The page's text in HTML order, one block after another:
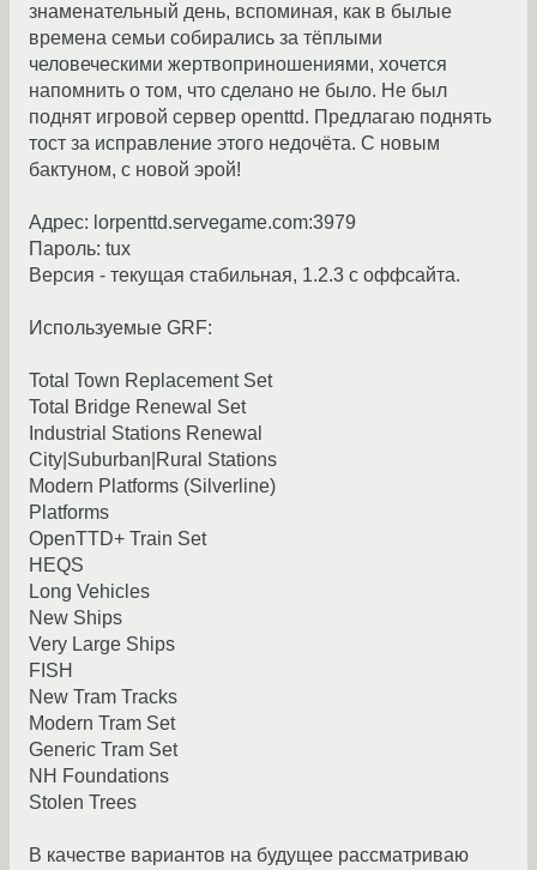
знаменательный день, вспоминая, как в былые
времена семьи собирались за тёплыми
человеческими жертвоприношениями, хочется
напомнить о том, что сделано не было. Не был
поднят игровой сервер openttd. Предлагаю поднять
тост за исправление этого недочёта. С новым
бактуном, с новой эрой!
Адрес: lorpenttd.servegame.com:3979
Пароль: tux
Версия - текущая стабильная, 1.2.3 с оффсайта.
Используемые GRF:
Total Town Replacement Set
Total Bridge Renewal Set
Industrial Stations Renewal
City|Suburban|Rural Stations
Modern Platforms (Silverline)
Platforms
OpenTTD+ Train Set
HEQS
Long Vehicles
New Ships
Very Large Ships
FISH
New Tram Tracks
Modern Tram Set
Generic Tram Set
NH Foundations
Stolen Trees
В качестве вариантов на будущее рассматриваю